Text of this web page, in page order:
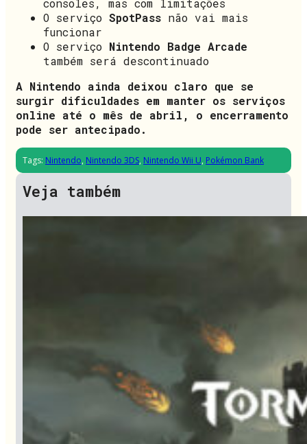
O serviço SpotPass não vai mais
funcionar
O serviço Nintendo Badge Arcade
também será descontinuado
A Nintendo ainda deixou claro que se
surgir dificuldades em manter os serviços
online até o mês de abril, o encerramento
pode ser antecipado.
Tags: Nintendo, Nintendo 3DS, Nintendo Wii U, Pokémon Bank
Veja também